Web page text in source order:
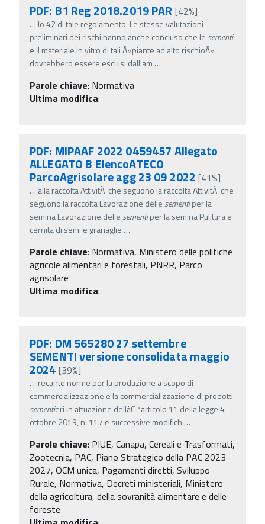
PDF: B1 Reg 2018.2019 PAR [42%]
… lo 42 di tale regolamento. Le stesse valutazioni
preliminari dei rischi hanno anche concluso che le sementi
e il materiale in vitro di tali Â«piante ad alto rischioÂ»
dovrebbero essere esclusi dall'am …
Parole chiave: Normativa
Ultima modifica:
PDF: MIPAAF 2022 0459457 Allegato
ALLEGATO B ElencoATECO
ParcoAgrisolare agg 23 09 2022 [41%]
… alla raccolta AttivitÃ che seguono la raccolta AttivitÃ che
seguono la raccolta Lavorazione delle sementiper la
semina Lavorazione delle sementiper la semina Pulitura e
cernita di semi e granaglie …
Parole chiave: Normativa, Ministero delle politiche
agricole alimentari e forestali, PNRR, Parco
agrisolare
Ultima modifica:
PDF: DM 565280 27 settembre
SEMENTI versione consolidata maggio
2024 [39%]
… recante norme per la produzione a scopo di
commercializzazione e la commercializzazione di prodotti
sementieri in attuazione dellâ€™articolo 11 della legge 4
ottobre 2019, n. 117 e successive modifich …
Parole chiave: PIUE, Canapa, Cereali e Trasformati,
Zootecnia, PAC, Piano Strategico della PAC 2023-
2027, OCM unica, Pagamenti diretti, Sviluppo
Rurale, Normativa, Decreti ministeriali, Ministero
della agricoltura, della sovranità alimentare e delle
foreste